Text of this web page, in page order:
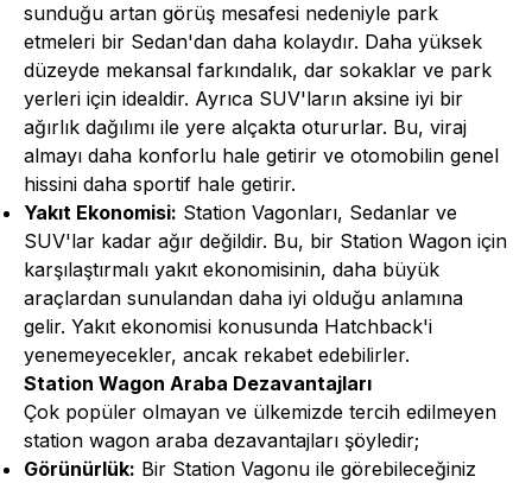
sunduğu artan görüş mesafesi nedeniyle park
etmeleri bir Sedan'dan daha kolaydır. Daha yüksek
düzeyde mekansal farkındalık, dar sokaklar ve park
yerleri için idealdir. Ayrıca SUV'ların aksine iyi bir
ağırlık dağılımı ile yere alçakta otururlar. Bu, viraj
almayı daha konforlu hale getirir ve otomobilin genel
hissini daha sportif hale getirir.
Yakıt Ekonomisi: Station Vagonları, Sedanlar ve
SUV'lar kadar ağır değildir. Bu, bir Station Wagon için
karşılaştırmalı yakıt ekonomisinin, daha büyük
araçlardan sunulandan daha iyi olduğu anlamına
gelir. Yakıt ekonomisi konusunda Hatchback'i
yenemeyecekler, ancak rekabet edebilirler.
Station Wagon Araba Dezavantajları
Çok popüler olmayan ve ülkemizde tercih edilmeyen
station wagon araba dezavantajları şöyledir;
Görünürlük: Bir Station Vagonu ile görebileceğiniz